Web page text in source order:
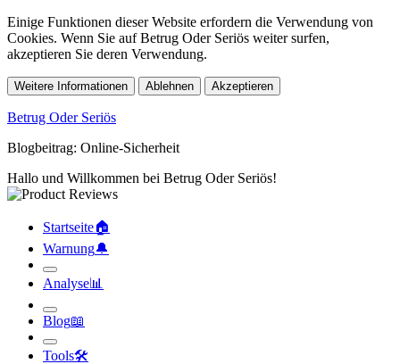
Einige Funktionen dieser Website erfordern die Verwendung von
Cookies. Wenn Sie auf Betrug Oder Seriös weiter surfen,
akzeptieren Sie deren Verwendung.
Weitere Informationen Ablehnen Akzeptieren
Betrug Oder Seriös
Blogbeitrag: Online-Sicherheit
Hallo und Willkommen bei Betrug Oder Seriös!
Startseite🏠︎
Warnung🔔︎
Analyse📊︎
Blog📖︎
Tools🛠︎